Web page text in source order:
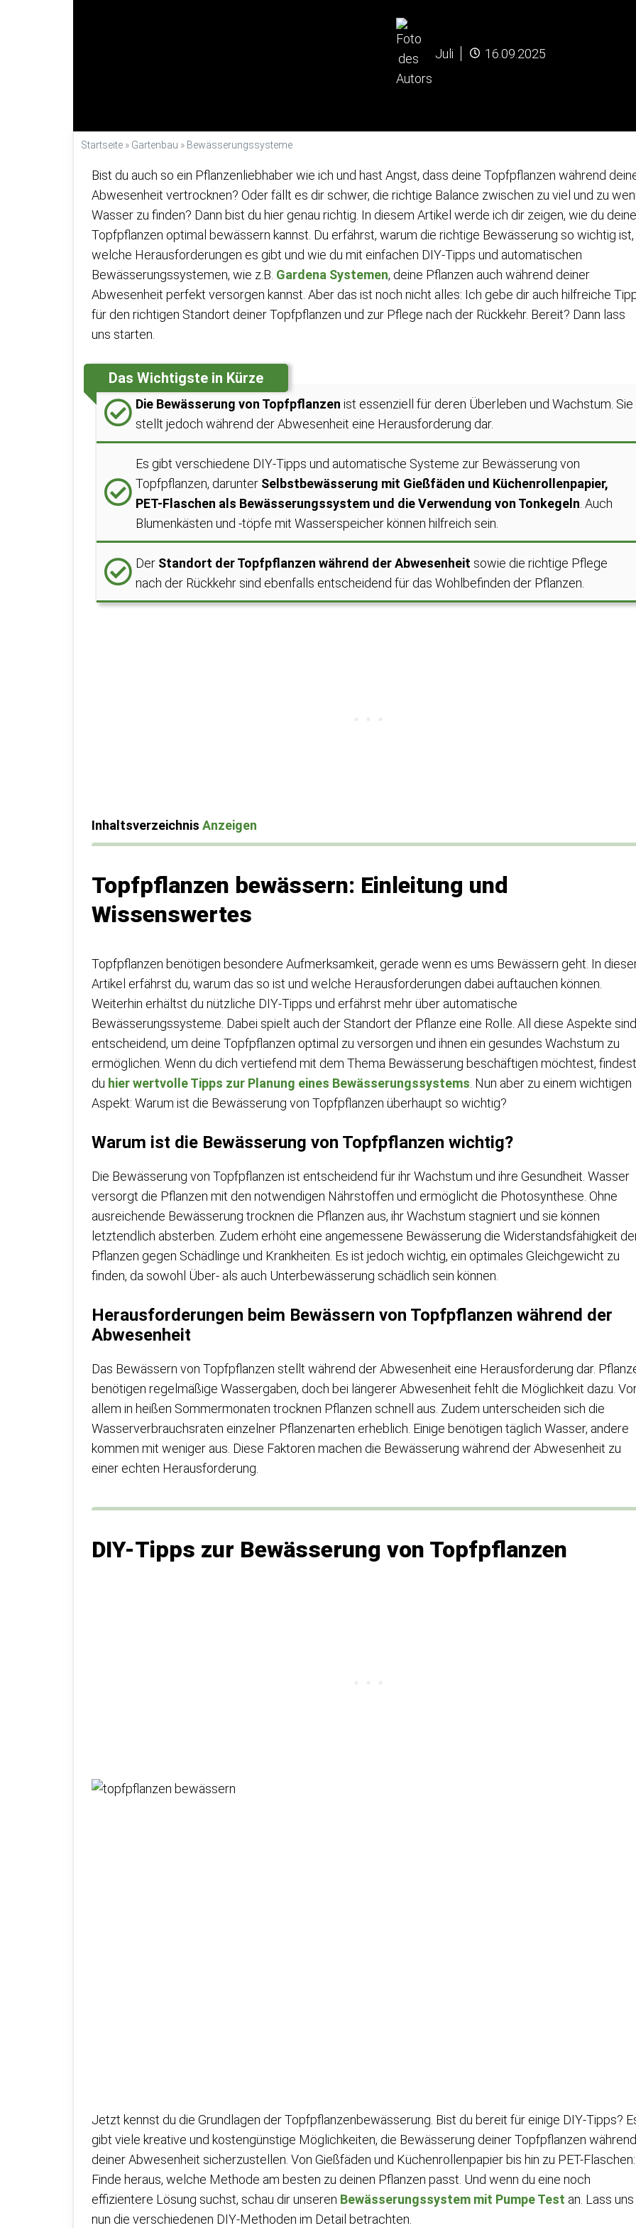
Juli 16.09.2025
Startseite » Gartenbau » Bewässerungssysteme
Bist du auch so ein Pflanzenliebhaber wie ich und hast Angst, dass deine Topfpflanzen während
Abwesenheit vertrocknen? Oder fällt es dir schwer, die richtige Balance zwischen zu viel und zu
Wasser zu finden? Dann bist du hier genau richtig. In diesem Artikel werde ich dir zeigen, wie du deine
Topfpflanzen optimal bewässern kannst. Du erfährst, warum die richtige Bewässerung so wichtig ist,
welche Herausforderungen es gibt und wie du mit einfachen DIY-Tipps und automatischen
Bewässerungssystemen, wie z.B. Gardena Systemen, deine Pflanzen auch während deiner
Abwesenheit perfekt versorgen kannst. Aber das ist noch nicht alles: Ich gebe dir auch hilfreiche
für den richtigen Standort deiner Topfpflanzen und zur Pflege nach der Rückkehr. Bereit? Dann lass
uns starten.
Das Wichtigste in Kürze
Die Bewässerung von Topfpflanzen ist essenziell für deren Überleben und Wachstum. Sie
stellt jedoch während der Abwesenheit eine Herausforderung dar.
Es gibt verschiedene DIY-Tipps und automatische Systeme zur Bewässerung von
Topfpflanzen, darunter Selbstbewässerung mit Gießfäden und Küchenrollenpapier,
PET-Flaschen als Bewässerungssystem und die Verwendung von Tonkegeln . Auch
Blumenkästen und -töpfe mit Wasserspeicher können hilfreich sein.
Der Standort der Topfpflanzen während der Abwesenheit sowie die richtige Pflege
nach der Rückkehr sind ebenfalls entscheidend für das Wohlbefinden der Pflanzen.
Inhaltsverzeichnis Anzeigen
Topfpflanzen bewässern: Einleitung und
Wissenswertes
Topfpflanzen benötigen besondere Aufmerksamkeit, gerade wenn es ums Bewässern geht. In
Artikel erfährst du, warum das so ist und welche Herausforderungen dabei auftauchen können.
Weiterhin erhältst du nützliche DIY-Tipps und erfährst mehr über automatische
Bewässerungssysteme. Dabei spielt auch der Standort der Pflanze eine Rolle. All diese Aspekte sind
entscheidend, um deine Topfpflanzen optimal zu versorgen und ihnen ein gesundes Wachstum zu
ermöglichen. Wenn du dich vertiefend mit dem Thema Bewässerung beschäftigen möchtest, findest
du hier wertvolle Tipps zur Planung eines Bewässerungssystems . Nun aber zu einem wichtigen
Aspekt: Warum ist die Bewässerung von Topfpflanzen überhaupt so wichtig?
Warum ist die Bewässerung von Topfpflanzen wichtig?
Die Bewässerung von Topfpflanzen ist entscheidend für ihr Wachstum und ihre Gesundheit. Wasser
versorgt die Pflanzen mit den notwendigen Nährstoffen und ermöglicht die Photosynthese. Ohne
ausreichende Bewässerung trocknen die Pflanzen aus, ihr Wachstum stagniert und sie können
letztendlich absterben. Zudem erhöht eine angemessene Bewässerung die Widerstandsfähigkeit
Pflanzen gegen Schädlinge und Krankheiten. Es ist jedoch wichtig, ein optimales Gleichgewicht zu
finden, da sowohl Über- als auch Unterbewässerung schädlich sein können.
Herausforderungen beim Bewässern von Topfpflanzen während der
Abwesenheit
Das Bewässern von Topfpflanzen stellt während der Abwesenheit eine Herausforderung dar.
benötigen regelmäßige Wassergaben, doch bei längerer Abwesenheit fehlt die Möglichkeit dazu.
allem in heißen Sommermonaten trocknen Pflanzen schnell aus. Zudem unterscheiden sich die
Wasserverbrauchsraten einzelner Pflanzenarten erheblich. Einige benötigen täglich Wasser, andere
kommen mit weniger aus. Diese Faktoren machen die Bewässerung während der Abwesenheit zu
einer echten Herausforderung.
DIY-Tipps zur Bewässerung von Topfpflanzen
Jetzt kennst du die Grundlagen der Topfpflanzenbewässerung. Bist du bereit für einige DIY-Tipps?
gibt viele kreative und kostengünstige Möglichkeiten, die Bewässerung deiner Topfpflanzen während
deiner Abwesenheit sicherzustellen. Von Gießfäden und Küchenrollenpapier bis hin zu PET-Flaschen:
Finde heraus, welche Methode am besten zu deinen Pflanzen passt. Und wenn du eine noch
effizientere Lösung suchst, schau dir unseren Bewässerungssystem mit Pumpe Test an. Lass uns
nun die verschiedenen DIY-Methoden im Detail betrachten.